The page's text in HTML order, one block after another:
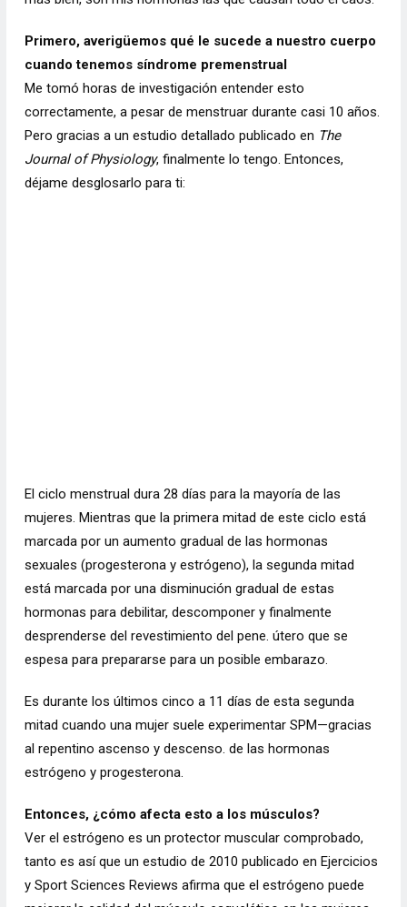
Primero, averigüemos qué le sucede a nuestro cuerpo
cuando tenemos síndrome premenstrual
Me tomó horas de investigación entender esto
correctamente, a pesar de menstruar durante casi 10 años.
Pero gracias a un estudio detallado publicado en The
Journal of Physiology, finalmente lo tengo. Entonces,
déjame desglosarlo para ti:
El ciclo menstrual dura 28 días para la mayoría de las
mujeres. Mientras que la primera mitad de este ciclo está
marcada por un aumento gradual de las hormonas
sexuales (progesterona y estrógeno), la segunda mitad
está marcada por una disminución gradual de estas
hormonas para debilitar, descomponer y finalmente
desprenderse del revestimiento del pene. útero que se
espesa para prepararse para un posible embarazo.
Es durante los últimos cinco a 11 días de esta segunda
mitad cuando una mujer suele experimentar SPM—gracias
al repentino ascenso y descenso. de las hormonas
estrógeno y progesterona.
Entonces, ¿cómo afecta esto a los músculos?
Ver el estrógeno es un protector muscular comprobado,
tanto es así que un estudio de 2010 publicado en Ejercicios
y Sport Sciences Reviews afirma que el estrógeno puede